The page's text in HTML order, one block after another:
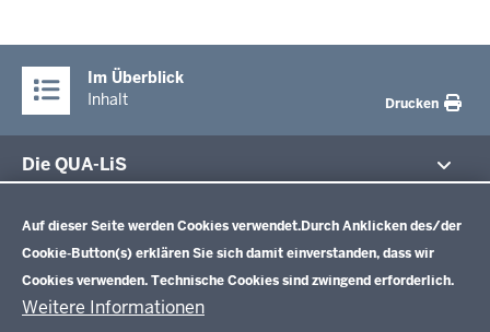
Auf dieser Seite werden Cookies verwendet.Durch Anklicken des/der
Cookie-Button(s) erklären Sie sich damit einverstanden, dass wir
Cookies verwenden. Technische Cookies sind zwingend erforderlich.
Weitere Informationen
Im Überblick
Inhalt
Drucken
Die QUA-LiS
Veröffentlichungen
Schulentwicklung NRW
Schulentwicklung
Unterricht
Standardsicherung NRW